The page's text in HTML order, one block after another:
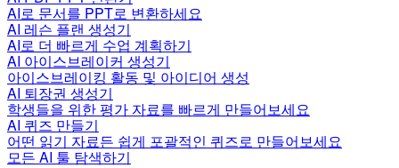
AI로 문서를 PPT로 변환하세요
AI 레슨 플랜 생성기
AI로 더 빠르게 수업 계획하기
AI 아이스브레이커 생성기
아이스브레이킹 활동 및 아이디어 생성
AI 퇴장권 생성기
학생들을 위한 평가 자료를 빠르게 만들어보세요
AI 퀴즈 만들기
어떤 읽기 자료든 쉽게 포괄적인 퀴즈로 만들어보세요
모든 AI 툴 탐색하기